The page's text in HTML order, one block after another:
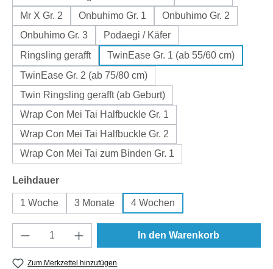
Mr X Gr. 2
Onbuhimo Gr. 1
Onbuhimo Gr. 2
Onbuhimo Gr. 3
Podaegi / Käfer
Ringsling gerafft
TwinEase Gr. 1 (ab 55/60 cm)
TwinEase Gr. 2 (ab 75/80 cm)
Twin Ringsling gerafft (ab Geburt)
Wrap Con Mei Tai Halfbuckle Gr. 1
Wrap Con Mei Tai Halfbuckle Gr. 2
Wrap Con Mei Tai zum Binden Gr. 1
Leihdauerauswählen
1 Woche 3 Monate 4 Wochen
Produkt Anzahl: Gib den gewünschten
In den Warenkorb
Zum Merkzettel hinzufügen